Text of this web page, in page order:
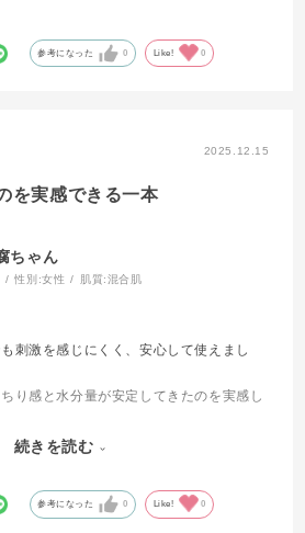
参考になった 0 Like! 0
2025.12.15
を実感できる一本
ちゃん
性別:女性 肌質:混合肌
刺激を感じにくく、安心して使えまし
り感と水分量が安定してきたのを実感し
れ、値段は少々高いですが、その分効果
続きを読む
参考になった 0 Like! 0